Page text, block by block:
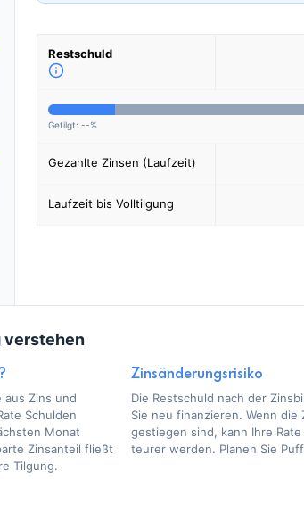
Restschuld
Getilgt: --%
Gezahlte Zinsen (Laufzeit)
Laufzeit bis Volltilgung
verstehen
aus Zins und
Schulden
Monat
Zinsanteil fließt
Tilgung.
Zinsänderungsrisiko
Die Restschuld nach der
Sie neu finanzieren. Wenn die
gestiegen sind, kann Ihre
teurer werden. Planen Sie